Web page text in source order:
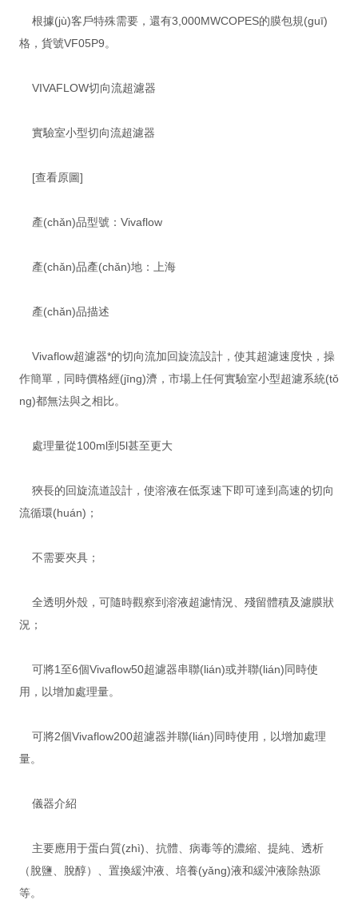
根據(jù)客戶特殊需要，還有3,000MWCOPES的膜包規(guī)
格，貨號VF05P9。
VIVAFLOW切向流超濾器
實驗室小型切向流超濾器
[查看原圖]
產(chǎn)品型號：Vivaflow
產(chǎn)品產(chǎn)地：上海
產(chǎn)品描述
Vivaflow超濾器*的切向流加回旋流設計，使其超濾速度快，操
作簡單，同時價格經(jīng)濟，市場上任何實驗室小型超濾系統(tǒ
ng)都無法與之相比。
處理量從100ml到5l甚至更大
狹長的回旋流道設計，使溶液在低泵速下即可達到高速的切向
流循環(huán)；
不需要夾具；
全透明外殼，可隨時觀察到溶液超濾情況、殘留體積及濾膜狀
況；
可將1至6個Vivaflow50超濾器串聯(lián)或并聯(lián)同時使
用，以增加處理量。
可將2個Vivaflow200超濾器并聯(lián)同時使用，以增加處理
量。
儀器介紹
主要應用于蛋白質(zhì)、抗體、病毒等的濃縮、提純、透析
（脫鹽、脫醇）、置換緩沖液、培養(yǎng)液和緩沖液除熱源
等。